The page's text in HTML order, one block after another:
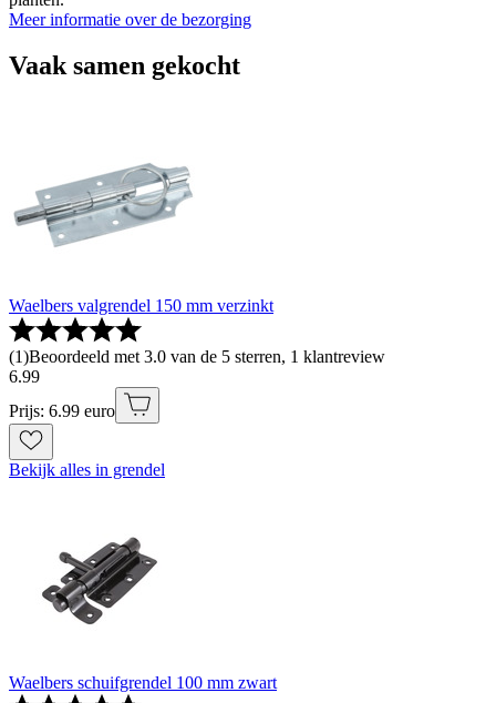
Meer informatie over de bezorging
Vaak samen gekocht
Waelbers valgrendel 150 mm verzinkt
(1)Beoordeeld met 3.0 van de 5 sterren, 1 klantreview
6.99
Prijs: 6.99 euro
Bekijk alles in grendel
Waelbers schuifgrendel 100 mm zwart